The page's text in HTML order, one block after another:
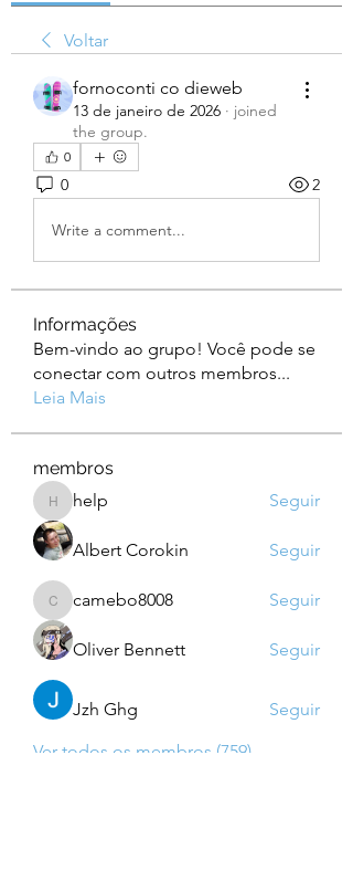
Voltar
fornoconti co dieweb
13 de janeiro de 2026 · joined
the group.
0
0 2
Write a comment...
Informações
Bem-vindo ao grupo! Você pode se
conectar com outros membros...
Leia Mais
membros
helphelp Seguir
Albert Corokin Seguir
camebo8008
camebo8008 Seguir
Oliver Bennett Seguir
Jzh Ghg
Seguir
Ver todos os membros (759)